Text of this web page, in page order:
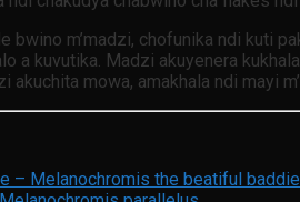
bwino m’madzi, chofunika ndi kuti
a kuvutika. Madzi akuyenera
akuchita mowa, amakhala ndi mayi
– Melanochromis the beatiful